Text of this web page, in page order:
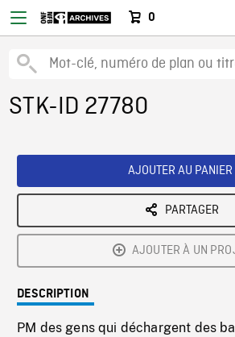
0
STK-ID 27780
AJOUTER AU PANIER
PARTAGER
AJOUTER À UN
DESCRIPTION
PM des gens qui déchargent des